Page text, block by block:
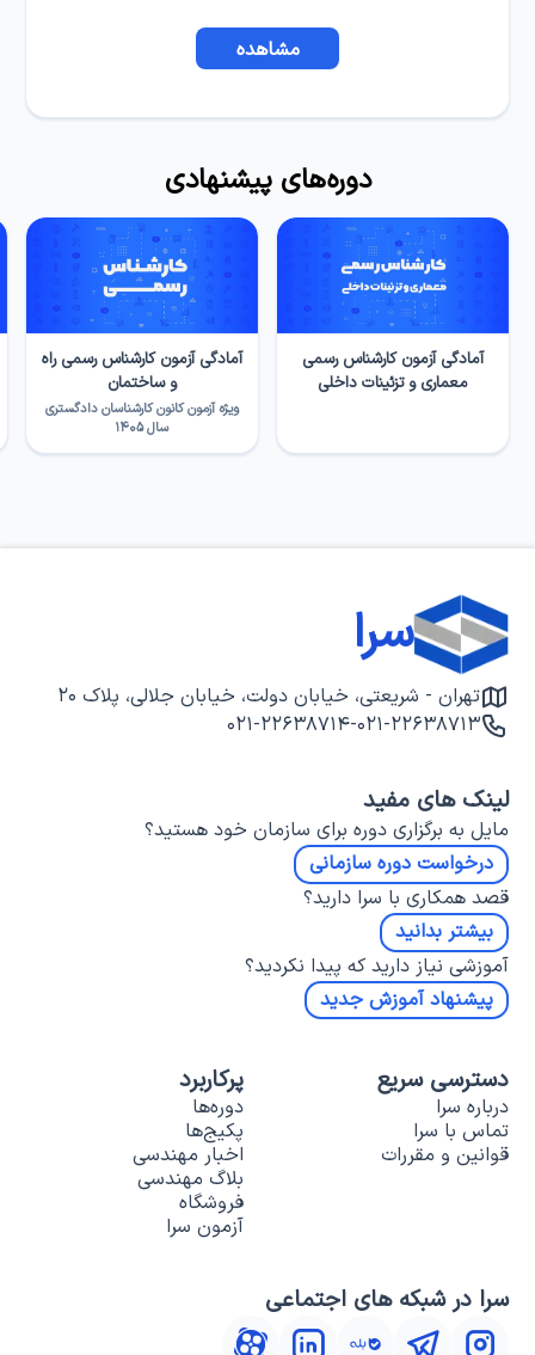
مشاهده
دوره‌های پیشنهادی
آمادگی آزمون کارشناس رسمی
معماری و تزئینات داخلی
آمادگی آزمون کارشناس رسمی راه
و ساختمان
ویژه آزمون کانون کارشناسان دادگستری
سال ۱۴۰۵
سرا
تهران - شریعتی، خیابان دولت، خیابان جلالی، پلاک ۲۰
۰۲۱-۲۲۶۳۸۷۱۳-۰۲۱-۲۲۶۳۸۷۱۴
لینک های مفید
مایل به برگزاری دوره برای سازمان خود هستید؟
درخواست دوره سازمانی
قصد همکاری با سرا دارید؟
بیشتر بدانید
آموزشی نیاز دارید که پیدا نکردید؟
پیشنهاد آموزش جدید
دسترسی سریع
درباره سرا
تماس با سرا
قوانین و مقررات
پرکاربرد
دوره‌ها
پکیج‌ها
اخبار مهندسی
بلاگ مهندسی
فروشگاه
آزمون سرا
سرا در شبکه های اجتماعی